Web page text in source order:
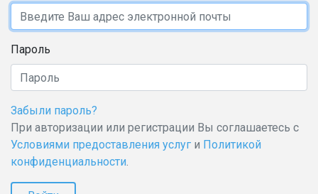
Пароль
Забыли пароль?
При авторизации или регистрации Вы соглашаетесь с
Условиями предоставления услуг и Политикой
конфиденциальности.